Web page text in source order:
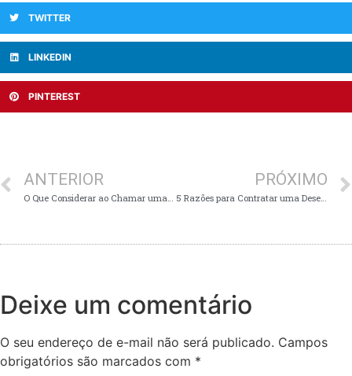
TWITTER
LINKEDIN
PINTEREST
ANTERIOR
O Que Considerar ao Chamar uma Desentupidora 24 Horas em Belo Horizonte?
PRÓXIMO
5 Razões para Contratar uma Desentupidora 24h em BH para seu Condomínio
Deixe um comentário
O seu endereço de e-mail não será publicado. Campos
obrigatórios são marcados com *